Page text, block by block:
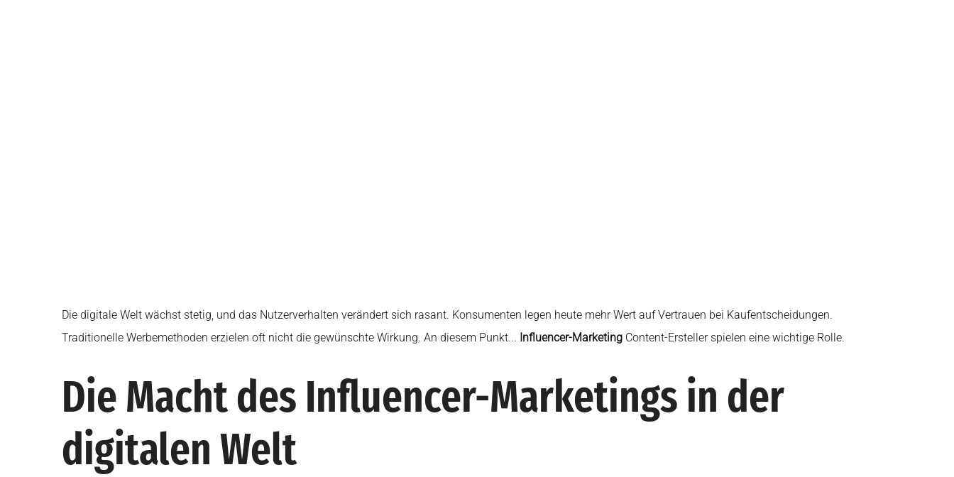
Die digitale Welt wächst stetig, und das Nutzerverhalten verändert sich rasant. Konsumenten legen heute mehr Wert auf Vertrauen bei Kaufentscheidungen.
Traditionelle Werbemethoden erzielen oft nicht die gewünschte Wirkung. An diesem Punkt... Influencer-Marketing Content-Ersteller spielen eine wichtige Rolle.
Die Macht des Influencer-Marketings in der
digitalen Welt